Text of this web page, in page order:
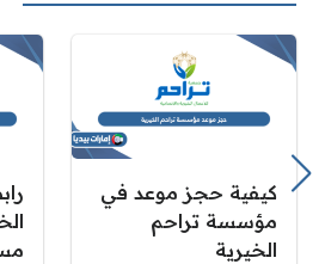
كيفية حجز موعد في
مؤسسة تراحم
الخيرية